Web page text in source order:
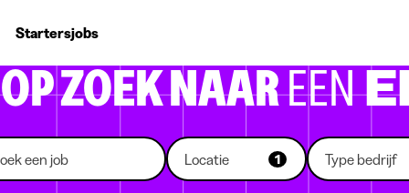
Startersjobs
OP ZOEK NAAREEN
Locatie 1 Type bedrijf